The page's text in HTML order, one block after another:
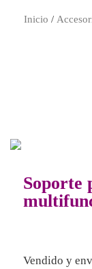
Inicio /
Soporte
Vendido y